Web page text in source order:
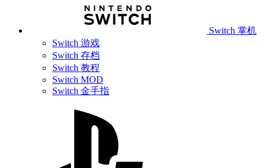
Switch 掌机
Switch 游戏
Switch 存档
Switch 教程
Switch MOD
Switch 金手指